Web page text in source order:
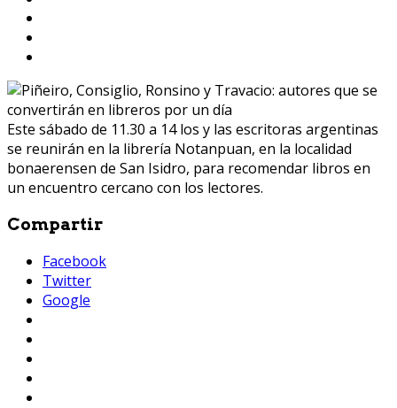
Este sábado de 11.30 a 14 los y las escritoras argentinas
se reunirán en la librería Notanpuan, en la localidad
bonaerensen de San Isidro, para recomendar libros en
un encuentro cercano con los lectores.
Compartir
Facebook
Twitter
Google